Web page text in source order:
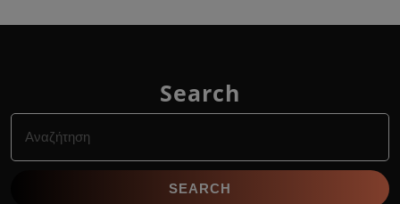
Search
for: